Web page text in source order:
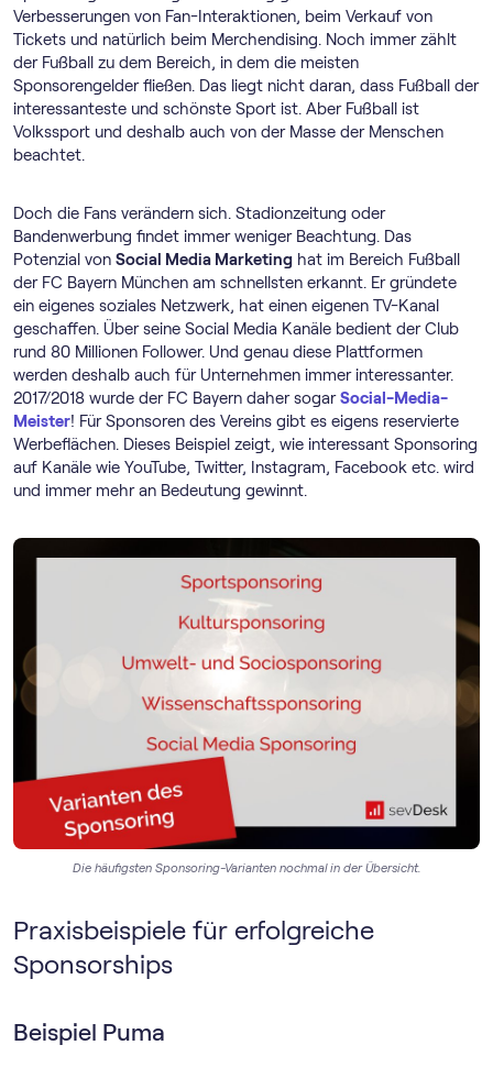
Verbesserungen von Fan-Interaktionen, beim Verkauf von
Tickets und natürlich beim Merchendising. Noch immer zählt
der Fußball zu dem Bereich, in dem die meisten
Sponsorengelder fließen. Das liegt nicht daran, dass Fußball der
interessanteste und schönste Sport ist. Aber Fußball ist
Volkssport und deshalb auch von der Masse der Menschen
beachtet.
Doch die Fans verändern sich. Stadionzeitung oder
Bandenwerbung findet immer weniger Beachtung. Das
Potenzial von Social Media Marketing hat im Bereich Fußball
der FC Bayern München am schnellsten erkannt. Er gründete
ein eigenes soziales Netzwerk, hat einen eigenen TV-Kanal
geschaffen. Über seine Social Media Kanäle bedient der Club
rund 80 Millionen Follower. Und genau diese Plattformen
werden deshalb auch für Unternehmen immer interessanter.
2017/2018 wurde der FC Bayern daher sogarSocial-Media-
Meister! Für Sponsoren des Vereins gibt es eigens reservierte
Werbeflächen. Dieses Beispiel zeigt, wie interessant Sponsoring
auf Kanäle wie YouTube, Twitter, Instagram, Facebook etc. wird
und immer mehr an Bedeutung gewinnt.
Die häufigsten Sponsoring-Varianten nochmal in der Übersicht.
Praxisbeispiele für erfolgreiche
Sponsorships
Beispiel Puma